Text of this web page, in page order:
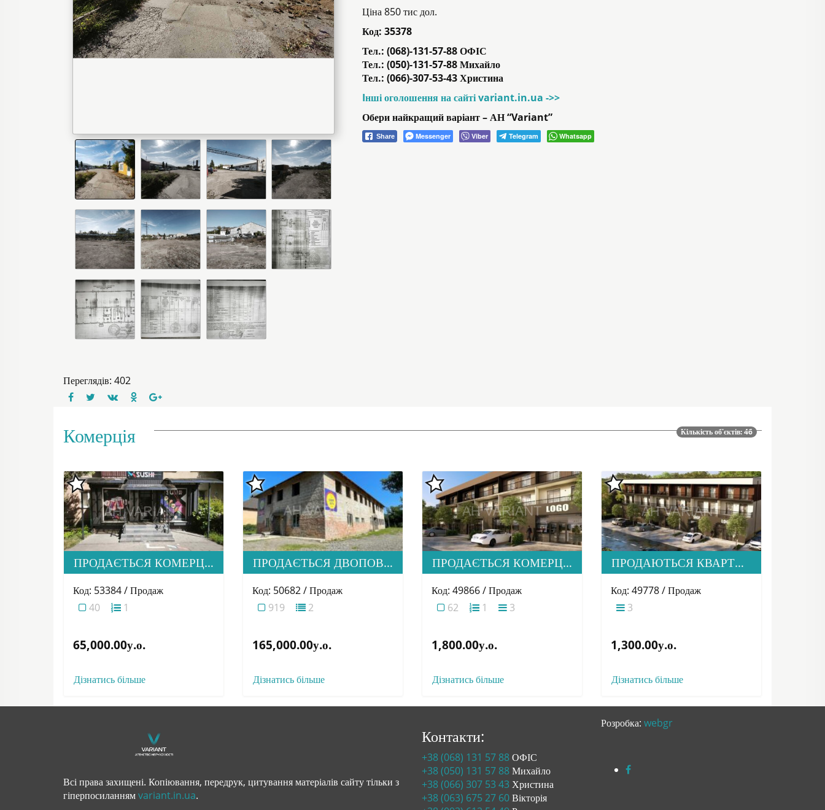
Ціна 850 тис дол.
Код: 35378
Тел.: (068)-131-57-88 ОФІС
Тел.: (050)-131-57-88 Михайло
Тел.: (066)-307-53-43 Христина
Iнші оголошення на сайті variant.in.ua ->>
Обери найкращий варіант – АН “Variant”
Share Messenger Viber Telegram Whatsapp
Переглядів: 402
Комерція Кількість об'єктів: 46
ПРОДАЄТЬСЯ КОМЕРЦІЙНЕ ПРИМІЩЕННЯ В М. УЖГОРОД
Код: 53384 / Продаж
40
1
65,000.00у.о.
Дізнатись більше
ПРОДАЄТЬСЯ ДВОПОВЕРХОВА БУДІВЛЯ В М. ПЕРЕЧИН
Код: 50682 / Продаж
919
2
165,000.00у.о.
Дізнатись більше
ПРОДАЄТЬСЯ КОМЕРЦІЙНА НЕРУХОМІСТЬ ПО ВУЛИЦІ ЗАГОРСЬКА 71, М. УЖГОРОД
Код: 49866 / Продаж
62
1 3
1,800.00у.о.
Дізнатись більше
ПРОДАЮТЬСЯ КВАРТИРИ ТА КОМЕРЦІЙНА НЕРУХОМІСТЬ ПО ВУЛИЦІ ЗАГОРСЬКА 71
Код: 49778 / Продаж
3
1,300.00у.о.
Дізнатись більше
Всі права захищені. Копіювання, передрук, цитування матеріалів сайту тільки з
гіперпосиланнямvariant.in.ua.
Контакти:
+38 (068) 131 57 88ОФІС
+38 (050) 131 57 88Михайло
+38 (066) 307 53 43 Христина
+38 (063) 675 27 60Вікторія
Розробка: webgr